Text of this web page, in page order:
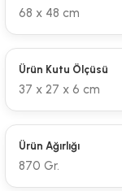
68 x 48 cm
Ürün Kutu Ölçüsü
37 x 27 x 6 cm
Ürün Ağırlığı
870 Gr.